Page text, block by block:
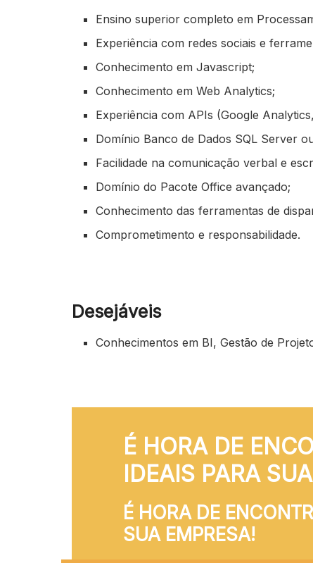
Ensino superior completo em
Experiência com redes sociais e
Conhecimento em Javascript;
Conhecimento em Web Analytics;
Experiência com APIs (Google
Domínio Banco de Dados SQL Server
Facilidade na comunicação verbal e
Domínio do Pacote Office avançado;
Conhecimento das ferramentas de
Comprometimento e responsabilidade.
Desejáveis
Conhecimentos em BI, Gestão de
É HORA DE
IDEAIS PARA
É HORA DE
SUA EMPRESA!